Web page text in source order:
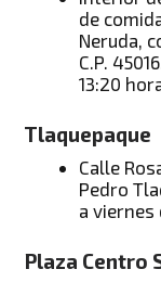
de
Neruda,
C.P.
13:20
Tlaquepaque
Calle
Pedro
a viernes
Plaza Centro